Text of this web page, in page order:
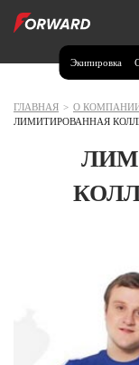
Экипировка
Москва и МО
Воронежская область (1)
Кемеровская область (2)
Краснодарский край (5)
Красноярский край (5)
Курская область (1)
ГЛАВНАЯ > О
ЛИМИТИРОВАННАЯ